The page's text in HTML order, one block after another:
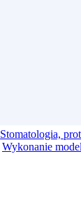
Stomatologia,
Wykonanie